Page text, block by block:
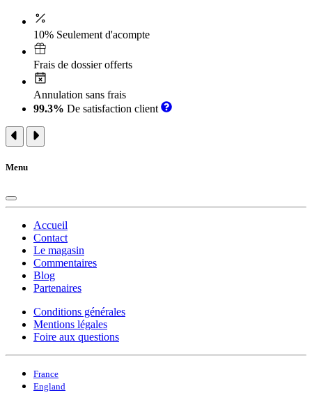
10% Seulement d'acompte
Frais de dossier offerts
Annulation sans frais
99.3% De satisfaction client
Menu
Accueil
Contact
Le magasin
Commentaires
Blog
Partenaires
Conditions générales
Mentions légales
Foire aux questions
France
England